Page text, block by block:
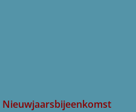
Nieuwjaarsbijeenkomst